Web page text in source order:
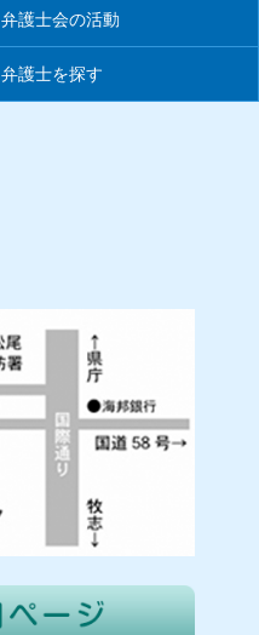
弁護士会の活動
弁護士を探す